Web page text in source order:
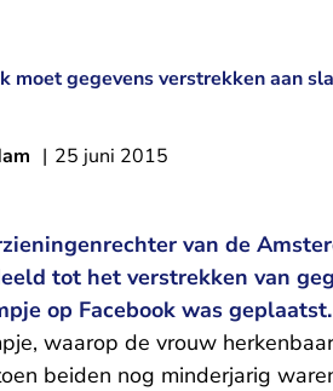
moet gegevens verstrekken aan
| 25 juni 2015
van de
tot het verstrekken van
op Facebook was geplaatst.
waarop de vrouw
beiden nog minderjarig